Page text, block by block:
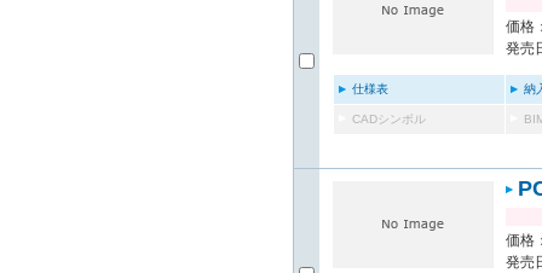
価格
発売
仕様表 納
CADシンボル
価格
発売